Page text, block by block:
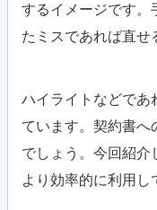
するイメージです。
たミスであれば直せ
ハイライトなどであ
ています。契約書へ
でしょう。今回紹介
より効率的に利用し